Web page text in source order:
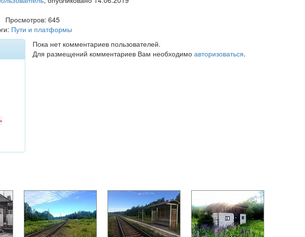
Просмотров: 645
Пути и платформы
Пока нет комментариев пользователей.
Для размещений комментариев Вам необходимо авторизоваться.